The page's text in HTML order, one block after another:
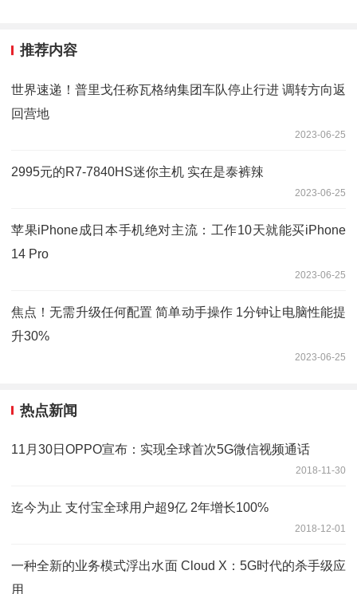
推荐内容
世界速递！普里戈任称瓦格纳集团车队停止行进 调转方向返
回营地
2023-06-25
2995元的R7-7840HS迷你主机 实在是泰裤辣
2023-06-25
苹果iPhone成日本手机绝对主流：工作10天就能买iPhone
14 Pro
2023-06-25
焦点！无需升级任何配置 简单动手操作 1分钟让电脑性能提
升30%
2023-06-25
热点新闻
11月30日OPPO宣布：实现全球首次5G微信视频通话
2018-11-30
迄今为止 支付宝全球用户超9亿 2年增长100%
2018-12-01
一种全新的业务模式浮出水面 Cloud X：5G时代的杀手级应
用